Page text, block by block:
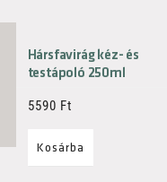
Hársfavirág kéz- és
testápoló 250ml
5590 Ft
Kosárba